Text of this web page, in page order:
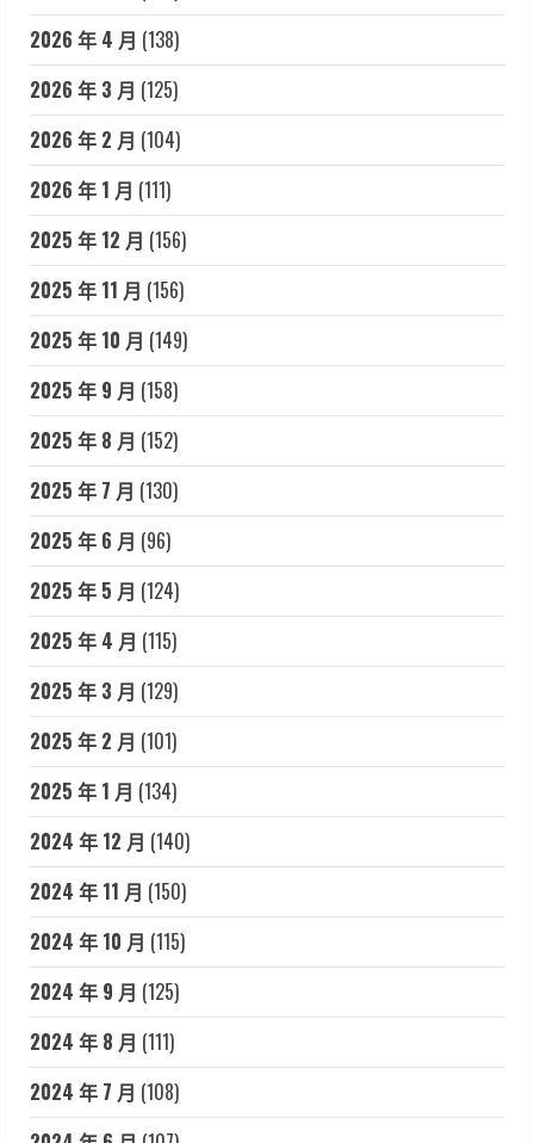
2026 年 4 月 (138)
2026 年 3 月 (125)
2026 年 2 月 (104)
2026 年 1 月 (111)
2025 年 12 月 (156)
2025 年 11 月 (156)
2025 年 10 月 (149)
2025 年 9 月 (158)
2025 年 8 月 (152)
2025 年 7 月 (130)
2025 年 6 月 (96)
2025 年 5 月 (124)
2025 年 4 月 (115)
2025 年 3 月 (129)
2025 年 2 月 (101)
2025 年 1 月 (134)
2024 年 12 月 (140)
2024 年 11 月 (150)
2024 年 10 月 (115)
2024 年 9 月 (125)
2024 年 8 月 (111)
2024 年 7 月 (108)